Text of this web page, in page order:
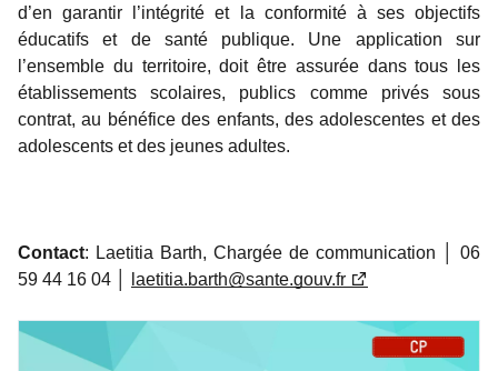
d’en garantir l’intégrité et la conformité à ses objectifs
éducatifs et de santé publique. Une application sur
l’ensemble du territoire, doit être assurée dans tous les
établissements scolaires, publics comme privés sous
contrat, au bénéfice des enfants, des adolescentes et des
adolescents et des jeunes adultes.
Contact: Laetitia Barth, Chargée de communication │ 06
59 44 16 04 │
laetitia.barth@sante.gouv.fr